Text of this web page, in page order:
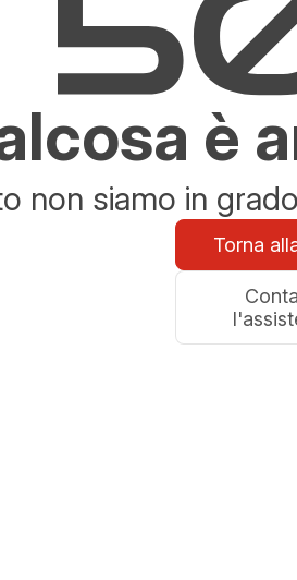
è
non siamo in
Torna